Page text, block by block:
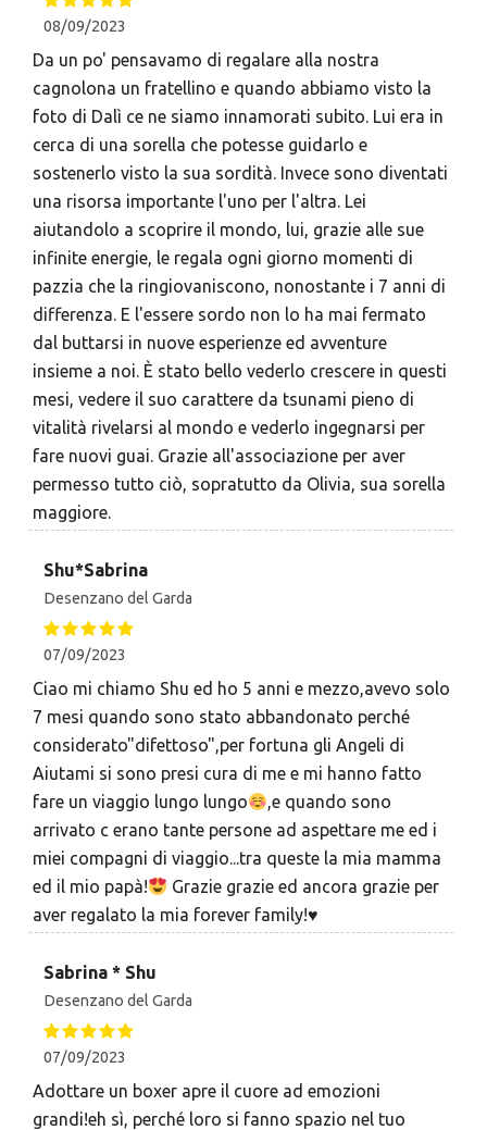
08/09/2023
Da un po' pensavamo di regalare alla nostra
cagnolona un fratellino e quando abbiamo visto la
foto di Dalì ce ne siamo innamorati subito. Lui era in
cerca di una sorella che potesse guidarlo e
sostenerlo visto la sua sordità. Invece sono diventati
una risorsa importante l'uno per l'altra. Lei
aiutandolo a scoprire il mondo, lui, grazie alle sue
infinite energie, le regala ogni giorno momenti di
pazzia che la ringiovaniscono, nonostante i 7 anni di
differenza. E l'essere sordo non lo ha mai fermato
dal buttarsi in nuove esperienze ed avventure
insieme a noi. È stato bello vederlo crescere in questi
mesi, vedere il suo carattere da tsunami pieno di
vitalità rivelarsi al mondo e vederlo ingegnarsi per
fare nuovi guai. Grazie all'associazione per aver
permesso tutto ciò, sopratutto da Olivia, sua sorella
maggiore.
Shu*Sabrina
Desenzano del Garda
07/09/2023
Ciao mi chiamo Shu ed ho 5 anni e mezzo,avevo solo
7 mesi quando sono stato abbandonato perché
considerato"difettoso",per fortuna gli Angeli di
Aiutami si sono presi cura di me e mi hanno fatto
fare un viaggio lungo lungo
,e quando sono
arrivato c erano tante persone ad aspettare me ed i
miei compagni di viaggio...tra queste la mia mamma
ed il mio papà!
Grazie grazie ed ancora grazie per
aver regalato la mia forever family!♥️
Sabrina * Shu
Desenzano del Garda
07/09/2023
Adottare un boxer apre il cuore ad emozioni
grandi!eh sì, perché loro si fanno spazio nel tuo